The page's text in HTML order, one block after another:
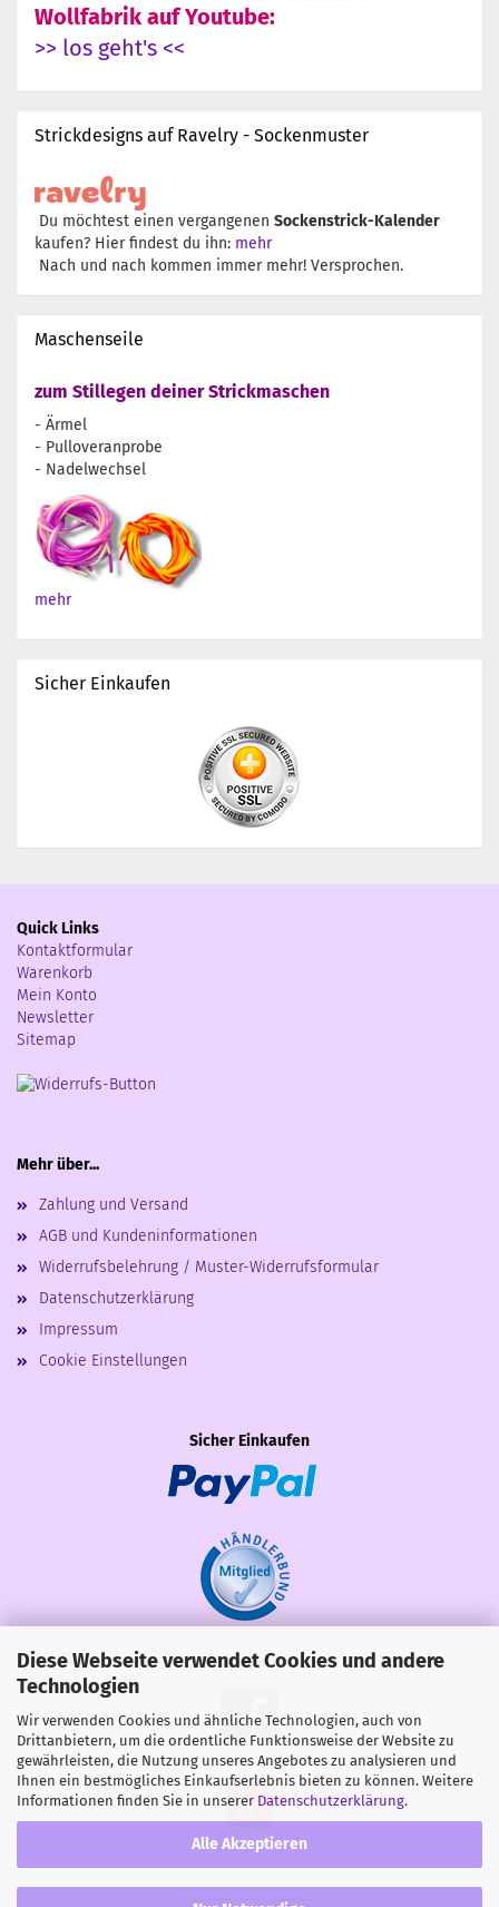
Diese Webseite verwendet Cookies und andere
Technologien
Wir verwenden Cookies und ähnliche Technologien, auch von
Drittanbietern, um die ordentliche Funktionsweise der Website zu
gewährleisten, die Nutzung unseres Angebotes zu analysieren und
Ihnen ein bestmögliches Einkaufserlebnis bieten zu können. Weitere
Informationen finden Sie in unserer Datenschutzerklärung.
Alle Akzeptieren
Wollfabrik auf Youtube:
>> los geht's <<
Strickdesigns auf Ravelry - Sockenmuster
Du möchtest einen vergangenen Sockenstrick-Kalender
kaufen? Hier findest du ihn: mehr
Nach und nach kommen immer mehr! Versprochen.
Maschenseile
zum Stillegen deiner Strickmaschen
- Ärmel
- Pulloveranprobe
- Nadelwechsel
mehr
Sicher Einkaufen
Quick Links
Kontaktformular
Warenkorb
Mein Konto
Newsletter
Sitemap
Mehr über...
Zahlung und Versand
AGB und Kundeninformationen
Widerrufsbelehrung / Muster-Widerrufsformular
Datenschutzerklärung
Impressum
Cookie Einstellungen
Sicher Einkaufen
Share